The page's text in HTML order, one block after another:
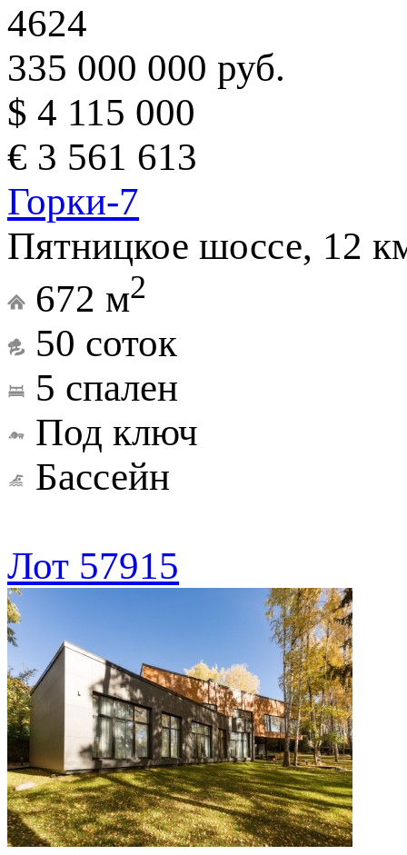
4624
335 000 000 руб.
$ 4 115 000
€ 3 561 613
Горки-7
Пятницкое шоссе, 12
672 м2
50 соток
5 спален
Под ключ
Бассейн
Лот 57915